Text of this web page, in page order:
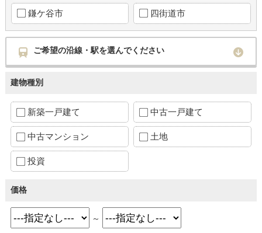
鎌ケ谷市 四街道市
ご希望の沿線・駅を選んでください
建物種別
新築一戸建て 中古一戸建て
中古マンション 土地
投資
価格
～